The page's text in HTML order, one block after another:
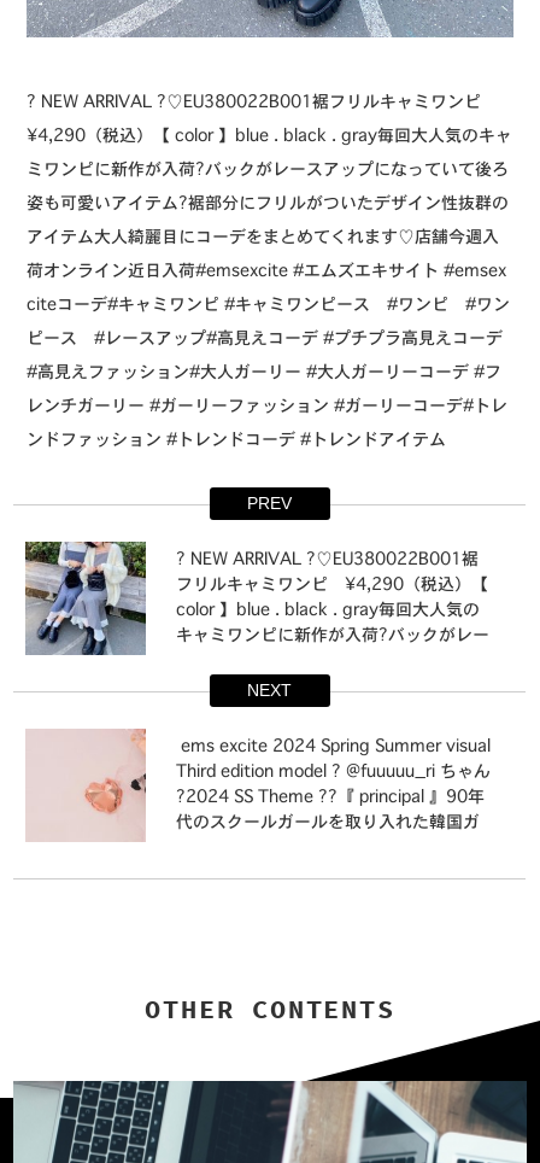
? NEW ARRIVAL ?⁡⁡♡EU380022B001裾フリルキャミワンピ
¥4,290（税込）⁡【 color 】⁡blue . black . gray⁡毎回大人気のキャ
ミワンピに新作が入荷?⁡バックがレースアップになっていて後ろ
姿も可愛いアイテム?⁡裾部分にフリルがついたデザイン性抜群の
アイテム⁡大人綺麗目にコーデをまとめてくれます♡⁡店舗今週入
荷オンライン近日入荷⁡⁡#emsexcite #エムズエキサイト #emsex
citeコーデ#キャミワンピ #キャミワンピース #ワンピ #ワン
ピース #レースアップ#高見えコーデ #プチプラ高見えコーデ
#高見えファッション#大人ガーリー #大人ガーリーコーデ #フ
レンチガーリー #ガーリーファッション #ガーリーコーデ#トレ
ンドファッション #トレンドコーデ #トレンドアイテム
PREV
? NEW ARRIVAL ?⁡⁡♡EU380022B001裾
フリルキャミワンピ ¥4,290（税込）⁡【
color 】⁡blue . black . gray⁡毎回大人気の
キャミワンピに新作が入荷?⁡バックがレー
イテム?⁡裾部分にフリルがついたデザイン
性抜群のアイテム⁡大人綺麗目にコーデを
まとめてくれます♡⁡店舗今週入荷オンラ
イン近日入荷⁡⁡#emsexcite #エムズエキサ
イト #emsexciteコーデ#キャミワンピ #
キャミワンピース #ワンピ #ワンピー
ス #レースアップ#高見えコーデ #プチ
NEXT
⁡⁡ ems excite 2024 Spring Summer visual
Third edition ⁡⁡model ? @fuuuuu_ri ちゃん
?⁡2024 SS Theme ??⁡『 principal 』⁡90年
代のスクールガールを取り入れた韓国ガ
を提案致します?⁡⁡⁡⁡⁡#emsexcite #エムズエ
キサイト #emsexciteコーデ#春コーデ
#夏コーデ #春先取りコーデ #2024ss
#高見えコーデ #プチプラ高見えコーデ #
高見えファッション #セットアップ #
セットアップコーデ#大人ガーリー #大人
ガーリーコーデ #フレンチガーリー #ガ
OTHER CONTENTS